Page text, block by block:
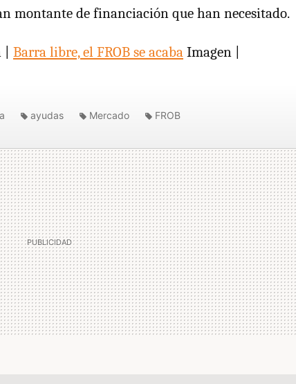
montante de financiación que han necesitado.
Barra libre, el FROB se acaba Imagen |
ayudas Mercado FROB